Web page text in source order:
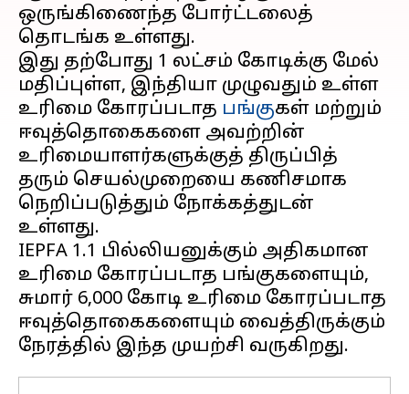
ஒருங்கிணைந்த போர்ட்டலைத்
தொடங்க உள்ளது.
இது தற்போது ₹1 லட்சம் கோடிக்கு மேல்
மதிப்புள்ள, இந்தியா முழுவதும் உள்ள
உரிமை கோரப்படாத பங்குகள் மற்றும்
ஈவுத்தொகைகளை அவற்றின்
உரிமையாளர்களுக்குத் திருப்பித்
தரும் செயல்முறையை கணிசமாக
நெறிப்படுத்தும் நோக்கத்துடன்
உள்ளது.
IEPFA 1.1 பில்லியனுக்கும் அதிகமான
உரிமை கோரப்படாத பங்குகளையும்,
சுமார் ₹6,000 கோடி உரிமை கோரப்படாத
ஈவுத்தொகைகளையும் வைத்திருக்கும்